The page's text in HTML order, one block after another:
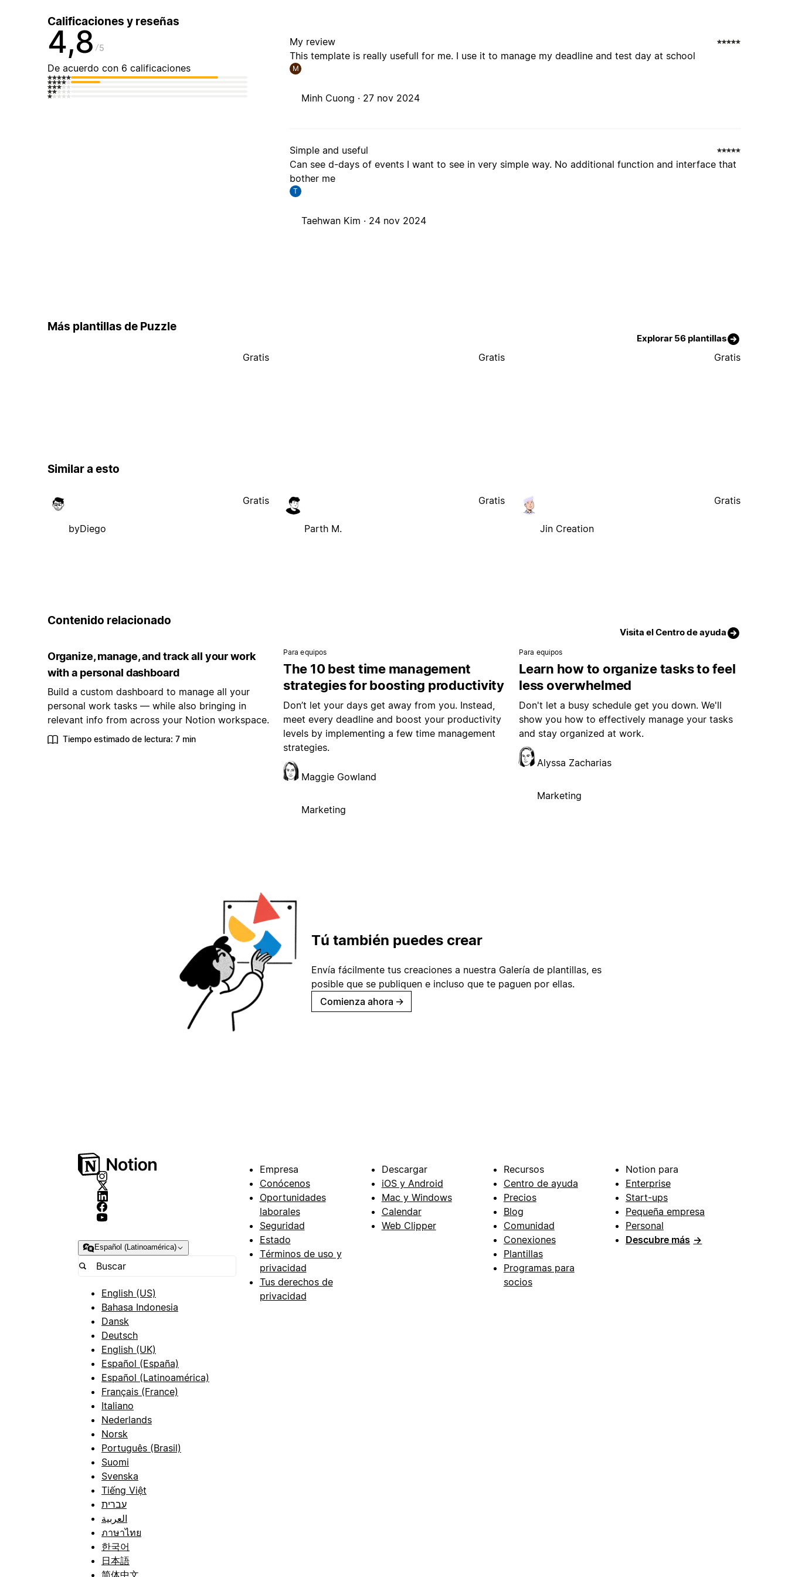
Calificaciones y reseñas
4,8 5
De acuerdo con 6 calificaciones
My review
This template is really usefull for me. I use it to manage my deadline and test day at school
M
Minh Cuong · 27 nov 2024
Simple and useful
Can see d-days of events I want to see in very simple way. No additional function and interface that
bother me
T
Taehwan Kim · 24 nov 2024
Más plantillas de Puzzle
Explorar 56 plantillas
Gratis Gratis Gratis
Similar a esto
byDiego
Gratis
Parth M.
Gratis
Jin Creation
Gratis
Contenido relacionado
Visita el Centro de ayuda
Organize, manage, and track all your work
with a personal dashboard
Build a custom dashboard to manage all your
personal work tasks — while also bringing in
relevant info from across your Notion workspace.
Tiempo estimado de lectura: 7 min
Para equipos
The 10 best time management
strategies for boosting productivity
Don’t let your days get away from you. Instead,
meet every deadline and boost your productivity
levels by implementing a few time management
strategies.
Maggie Gowland
Marketing
Para equipos
Learn how to organize tasks to feel
less overwhelmed
Don't let a busy schedule get you down. We'll
show you how to effectively manage your tasks
and stay organized at work.
Alyssa Zacharias
Marketing
Tú también puedes crear
Envía fácilmente tus creaciones a nuestra Galería de plantillas, es
posible que se publiquen e incluso que te paguen por ellas.
Comienza ahora →
Español (Latinoamérica)
English (US)
Bahasa Indonesia
Dansk
Deutsch
English (UK)
Español (España)
Español (Latinoamérica)
Français (France)
Italiano
Nederlands
Norsk
Português (Brasil)
Suomi
Svenska
Tiếng Việt
עברית
العربية
ภาษาไทย
한국어
日本語
简体中文
Empresa
Conócenos
Oportunidades
laborales
Seguridad
Estado
Términos de uso y
privacidad
Tus derechos de
privacidad
Descargar
iOS y Android
Mac y Windows
Calendar
Web Clipper
Recursos
Centro de ayuda
Precios
Blog
Comunidad
Conexiones
Plantillas
Programas para
socios
Notion para
Enterprise
Start-ups
Pequeña empresa
Personal
Descubre más →